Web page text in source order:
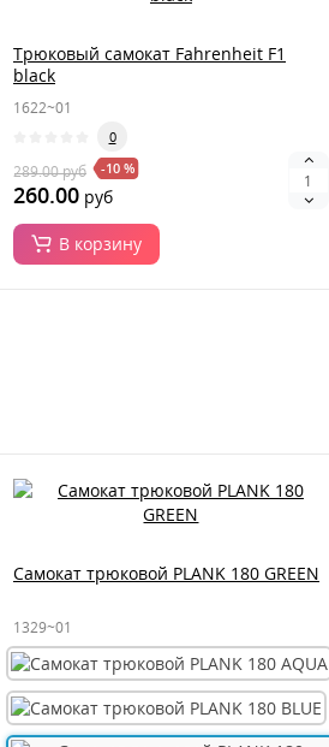
Трюковый самокат Fahrenheit F1
black
1622~01
0
289.00руб -10 %
260.00 руб
В корзину
Самокат трюковой PLANK 180 GREEN
1329~01